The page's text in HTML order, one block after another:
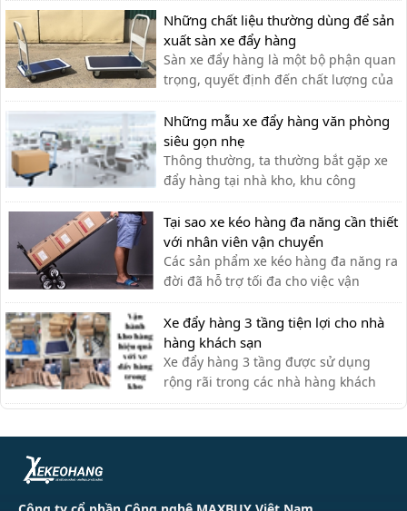
có nên dùng hay không?
Những chất liệu thường dùng để sản
xuất sàn xe đẩy hàng
Sàn xe đẩy hàng là một bộ phận quan
trọng, quyết định đến chất lượng của
xe đẩy. Lựa chọn chất liệu phù hợp
giúp bạn có được chiếc xe đẩy hàng
ưng ý.
Những mẫu xe đẩy hàng văn phòng
siêu gọn nhẹ
Thông thường, ta thường bắt gặp xe
đẩy hàng tại nhà kho, khu công
nghiệp, siêu thị,… với lượng hàng hóa
cần di chuyển lớn. Tuy nhiên, xe đẩy
hàng cũng có thể được sử dụng tạo
văn phòng cho nhiều công việc khác
nhau như: chở tài liệu, chở bình n...
Tại sao xe kéo hàng đa năng cần thiết
với nhân viên vận chuyển
Các sản phẩm xe kéo hàng đa năng ra
đời đã hỗ trợ tối đa cho việc vận
chuyển thủ công của nhân viên vận
chuyển, giúp tiết kiệm thời gian và sức
lực.
Xe đẩy hàng 3 tầng tiện lợi cho nhà
hàng khách sạn
Xe đẩy hàng 3 tầng được sử dụng
rộng rãi trong các nhà hàng khách
sạn bởi sự tiện ích. Với thiết kế thanh
đẩy hàng nhiều tầng là sự lựa chọn tối